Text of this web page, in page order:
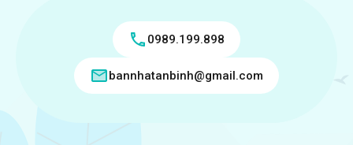
0989.199.898
bannhatanbinh@gmail.com